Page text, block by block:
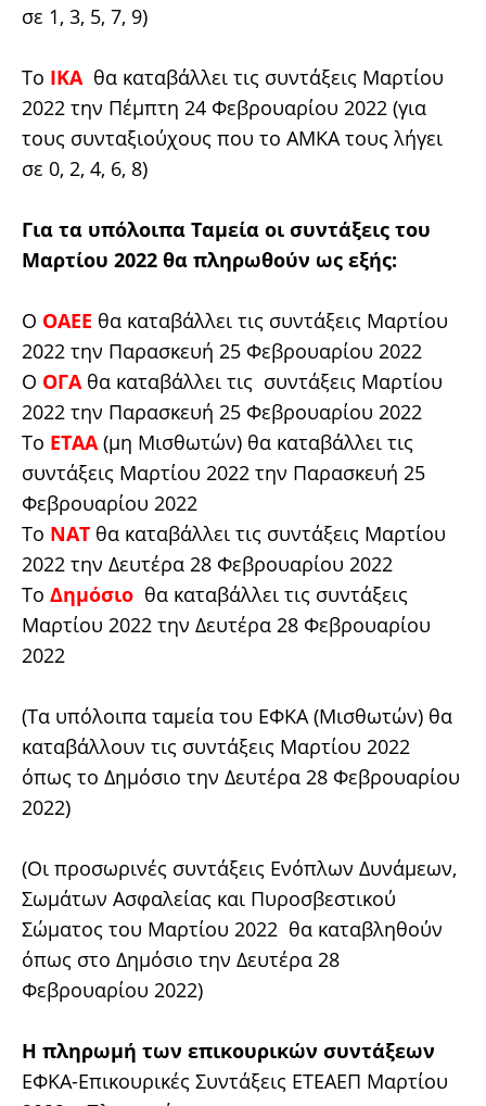
σε 1, 3, 5, 7, 9)
Το ΙΚΑ θα καταβάλλει τις συντάξεις Μαρτίου
2022 την Πέμπτη 24 Φεβρουαρίου 2022 (για
τους συνταξιούχους που το ΑΜΚΑ τους λήγει
σε 0, 2, 4, 6, 8)
Για τα υπόλοιπα Ταμεία οι συντάξεις του
Μαρτίου 2022 θα πληρωθούν ως εξής:
Ο ΟΑΕΕ θα καταβάλλει τις συντάξεις Μαρτίου
2022 την Παρασκευή 25 Φεβρουαρίου 2022
Ο ΟΓΑ θα καταβάλλει τις συντάξεις Μαρτίου
2022 την Παρασκευή 25 Φεβρουαρίου 2022
Το ΕΤΑΑ (μη Μισθωτών) θα καταβάλλει τις
συντάξεις Μαρτίου 2022 την Παρασκευή 25
Φεβρουαρίου 2022
Το ΝΑΤ θα καταβάλλει τις συντάξεις Μαρτίου
2022 την Δευτέρα 28 Φεβρουαρίου 2022
Το Δημόσιο θα καταβάλλει τις συντάξεις
Μαρτίου 2022 την Δευτέρα 28 Φεβρουαρίου
2022
(Τα υπόλοιπα ταμεία του ΕΦΚΑ (Μισθωτών) θα
καταβάλλουν τις συντάξεις Μαρτίου 2022
όπως το Δημόσιο την Δευτέρα 28 Φεβρουαρίου
2022)
(Οι προσωρινές συντάξεις Ενόπλων Δυνάμεων,
Σωμάτων Ασφαλείας και Πυροσβεστικού
Σώματος του Μαρτίου 2022 θα καταβληθούν
όπως στο Δημόσιο την Δευτέρα 28
Φεβρουαρίου 2022)
Η πληρωμή των επικουρικών συντάξεων
ΕΦΚΑ-Επικουρικές Συντάξεις ΕΤΕΑΕΠ Μαρτίου